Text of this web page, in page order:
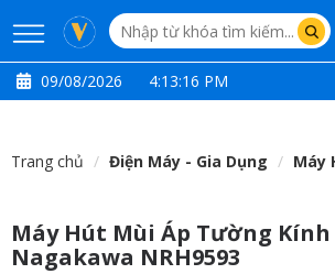
09/08/2026 4:13:17 PM
Trang chủ Điện Máy - Gia Dụng Máy
Máy Hút Mùi Áp Tường Kính
Nagakawa NRH9593